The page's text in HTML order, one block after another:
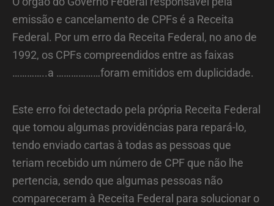
emissão e cancelamento de CPFs é a Receita
Federal. Por um erro da Receita Federal, no ano de
1992, os CPFs compreendidos entre as faixas
…………..a ………………foram emitidos em duplicidade.
Este erro foi detectado pela própria Receita Federal
que tomou algumas providências para repará-lo,
tendo enviado cartas à todas as pessoas que
teriam recebido um número de CPF que não lhe
pertencia, sendo que algumas pessoas não
compareceram à Receita Federal para solucionar o